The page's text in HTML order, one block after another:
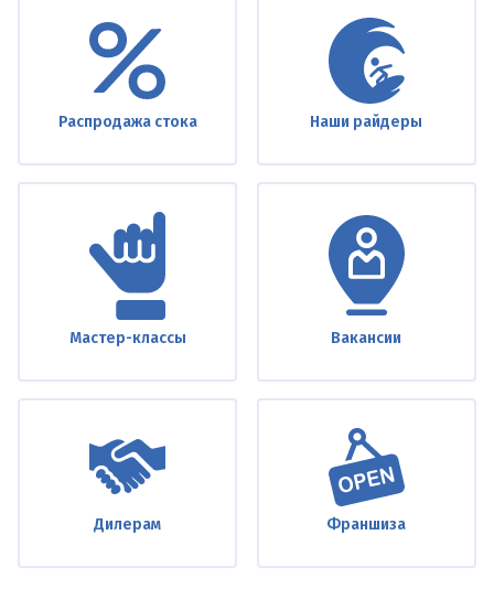
Распродажа стока Наши райдеры
Мастер-классы Вакансии
Дилерам Франшиза